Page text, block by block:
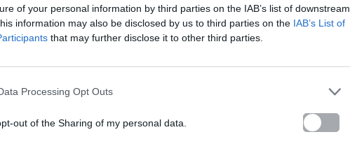
of your personal information by third parties on the IAB’s list of downstream
information may also be disclosed by us to third parties on the IAB’s List of
that may further disclose it to other third parties.
Processing Opt Outs
out of the Sharing of my personal data.